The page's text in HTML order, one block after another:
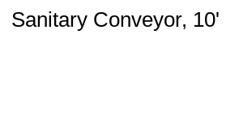
Sanitary Conveyor,